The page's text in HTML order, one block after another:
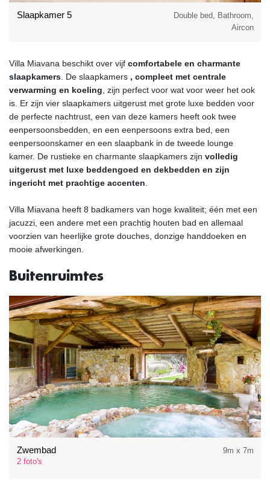
Slaapkamer 5
Double bed, Bathroom,
Aircon
Villa Miavana beschikt over vijf comfortabele en charmante
slaapkamers . De slaapkamers , compleet met centrale
verwarming en koeling , zijn perfect voor wat voor weer het ook
is. Er zijn vier slaapkamers uitgerust met grote luxe bedden voor
de perfecte nachtrust, een van deze kamers heeft ook twee
eenpersoonsbedden, en een eenpersoons extra bed, een
eenpersoonskamer en een slaapbank in de tweede lounge
kamer. De rustieke en charmante slaapkamers zijn volledig
uitgerust met luxe beddengoed en dekbedden en zijn
ingericht met prachtige accenten
Villa Miavana heeft 8 badkamers van hoge kwaliteit; één met een
jacuzzi, een andere met een prachtig houten bad en allemaal
voorzien van heerlijke grote douches, donzige handdoeken en
mooie afwerkingen.
Buitenruimtes
Zwembad
2 foto's
9m x 7m